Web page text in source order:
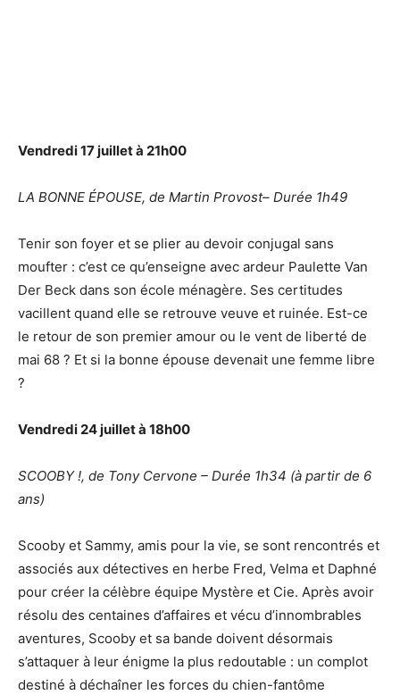
Vendredi 17 juillet à 21h00
LA BONNE ÉPOUSE, de Martin Provost– Durée 1h49
Tenir son foyer et se plier au devoir conjugal sans
moufter : c’est ce qu’enseigne avec ardeur Paulette Van
Der Beck dans son école ménagère. Ses certitudes
vacillent quand elle se retrouve veuve et ruinée. Est-ce
le retour de son premier amour ou le vent de liberté de
mai 68 ? Et si la bonne épouse devenait une femme libre
?
Vendredi 24 juillet à 18h00
SCOOBY !, de Tony Cervone – Durée 1h34 (à partir de 6
ans)
Scooby et Sammy, amis pour la vie, se sont rencontrés et
associés aux détectives en herbe Fred, Velma et Daphné
pour créer la célèbre équipe Mystère et Cie. Après avoir
résolu des centaines d’affaires et vécu d’innombrables
aventures, Scooby et sa bande doivent désormais
s’attaquer à leur énigme la plus redoutable : un complot
destiné à déchaîner les forces du chien-fantôme